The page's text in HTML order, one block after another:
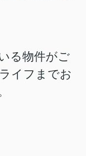
る物件がご
イフまでお